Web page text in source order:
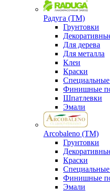
Радуга (ТМ)
Грунтовки
Для дерева
Для металла
Клеи
Краски
Финишные
Шпатлевки
Эмали
Arcobaleno (ТМ)
Грунтовки
Краски
Финишные
Эмали